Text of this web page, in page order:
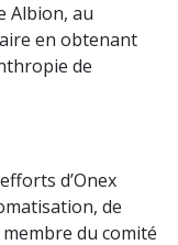
Albion, au
en obtenant
de
d’Onex
de
du comité